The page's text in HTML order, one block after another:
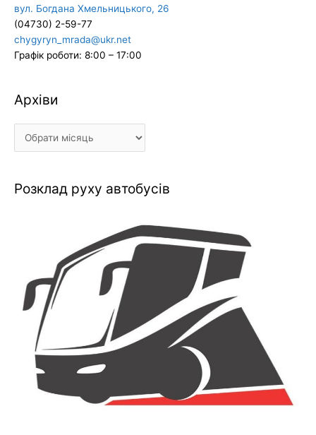
вул. Богдана Хмельницького, 26
(04730) 2-59-77
chygyryn_mrada@ukr.net
Графік роботи: 8:00 – 17:00
Архіви
Архіви
Розклад руху автобусів